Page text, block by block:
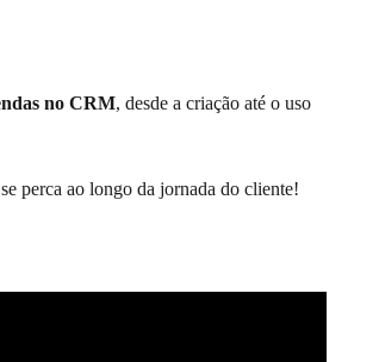
no CRM, desde a criação até o uso
perca ao longo da jornada do cliente!